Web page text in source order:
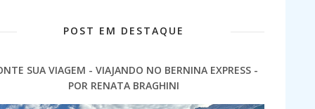
POST EM DESTAQUE
SUA VIAGEM - VIAJANDO NO BERNINA EXPRESS -
POR RENATA BRAGHINI